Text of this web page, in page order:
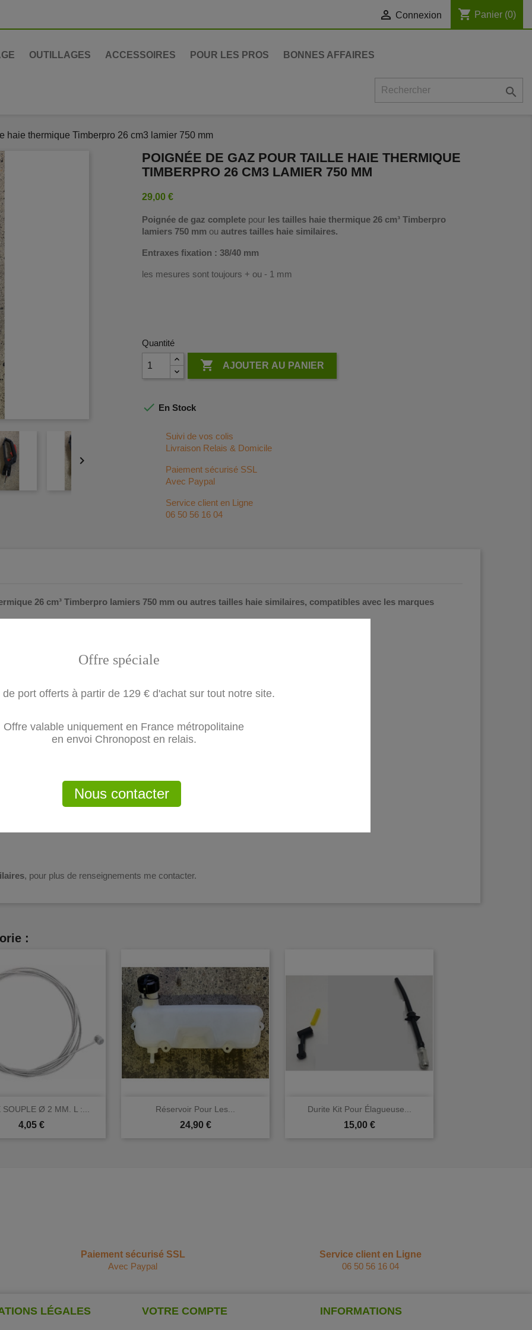
 Connexion shopping_cart Panier (0)
OUTILLAGES ACCESSOIRES POUR LES PROS BONNES AFFAIRES

haie thermique Timberpro 26 cm3 lamier 750 mm

POIGNÉE DE GAZ POUR TAILLE HAIE THERMIQUE
TIMBERPRO 26 CM3 LAMIER 750 MM
29,00 €
Poignée de gaz complete pour les tailles haie thermique 26 cm³ Timberpro
lamiers 750 mm ou autres tailles haie similaires.
Entraxes fixation : 38/40 mm
les mesures sont toujours + ou - 1 mm
Quantité
 AJOUTER AU PANIER
 En Stock
Suivi de vos colis
Livraison Relais & Domicile
Paiement sécurisé SSL
Avec Paypal
Service client en Ligne
06 50 56 16 04
26 cm³ Timberpro lamiers 750 mm ou autres tailles haie similaires, compatibles avec les marques
, pour plus de renseignements me contacter.
:
SOUPLE Ø 2 MM. L :...
Prix
4,05 €
Aperçu rapide Réservoir Pour Les...
Prix
24,90 €
Aperçu rapide Durite Kit Pour Élagueuse...
Prix
15,00 €
Aperçu rapide
Paiement sécurisé SSL
Avec Paypal
Service client en Ligne
06 50 56 16 04
LÉGALES VOTRE COMPTE INFORMATIONS
Offre spéciale
Nous contacter
Offre valable uniquement en France métropolitaine
en envoi Chronopost en relais.
de port offerts à partir de 129 € d'achat sur tout notre site.